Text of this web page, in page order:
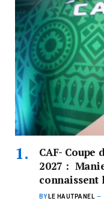
CAF- Coupe
2027 :
connaissent
BY LE HAUTPANEL